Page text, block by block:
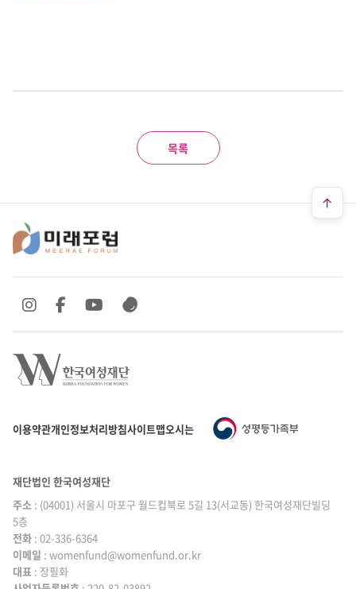
목록
이용약관개인정보처리방침사이트맵오시는 길
SNS 바로가기
SNS 바로가기SNS 바로가기
SNS 바로가기
재단법인 한국여성재단
주소 : (04001) 서울시 마포구 월드컵북로 5길 13(서교동) 한국여성재단빌딩
5층
전화 : 02-336-6364
|
이메일 : womenfund@womenfund.or.kr
|
대표 : 장필화